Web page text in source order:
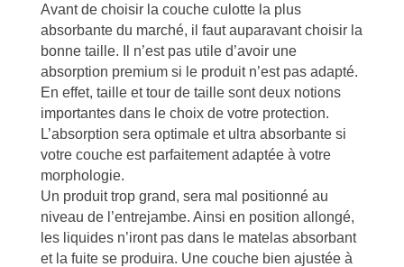
Avant de choisir la couche culotte la plus
absorbante du marché, il faut auparavant choisir la
bonne taille. Il n’est pas utile d’avoir une
absorption premium si le produit n’est pas adapté.
En effet, taille et tour de taille sont deux notions
importantes dans le choix de votre protection.
L’absorption sera optimale et ultra absorbante si
votre couche est parfaitement adaptée à votre
morphologie.
Un produit trop grand, sera mal positionné au
niveau de l’entrejambe. Ainsi en position allongé,
les liquides n’iront pas dans le matelas absorbant
et la fuite se produira. Une couche bien ajustée à